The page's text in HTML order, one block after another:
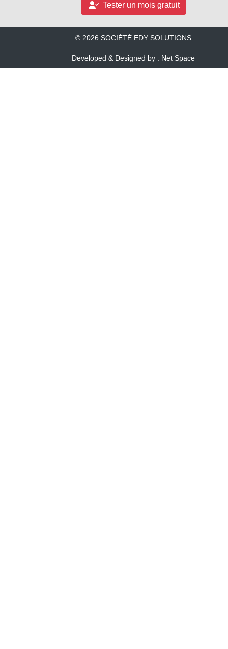
Tester un mois gratuit
© 2026 SOCIÉTÉ EDY SOLUTIONS
Developed & Designed by : Net Space